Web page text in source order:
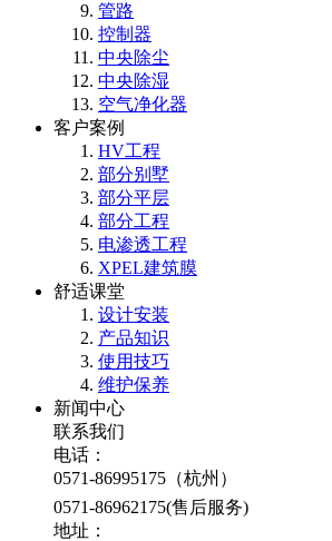
管路
控制器
中央除尘
中央除湿
空气净化器
客户案例
HV工程
部分别墅
部分平层
部分工程
电渗透工程
XPEL建筑膜
舒适课堂
设计安装
产品知识
使用技巧
维护保养
新闻中心
联系我们
电话：
0571-86995175（杭州）
0571-86962175(售后服务)
地址：